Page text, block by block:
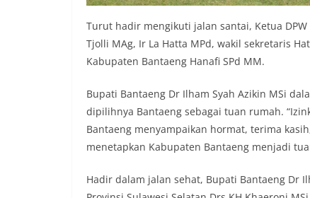
Turut hadir mengikuti jalan santai, Ketua
Tjolli MAg, Ir La Hatta MPd, wakil sekretaris
Kabupaten Bantaeng Hanafi SPd MM.
Bupati Bantaeng Dr Ilham Syah Azikin MSi
dipilihnya Bantaeng sebagai tuan rumah.
Bantaeng menyampaikan hormat, terima
menetapkan Kabupaten Bantaeng menjadi
Hadir dalam jalan sehat, Bupati Bantaeng Dr